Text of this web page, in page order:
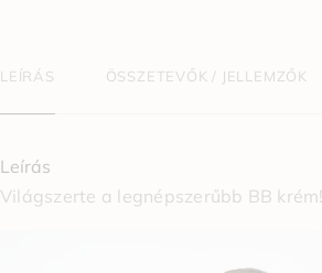
LEÍRÁS ÖSSZETEVŐK / JELLEMZŐK
Leírás
Világszerte a legnépszerűbb BB krém!